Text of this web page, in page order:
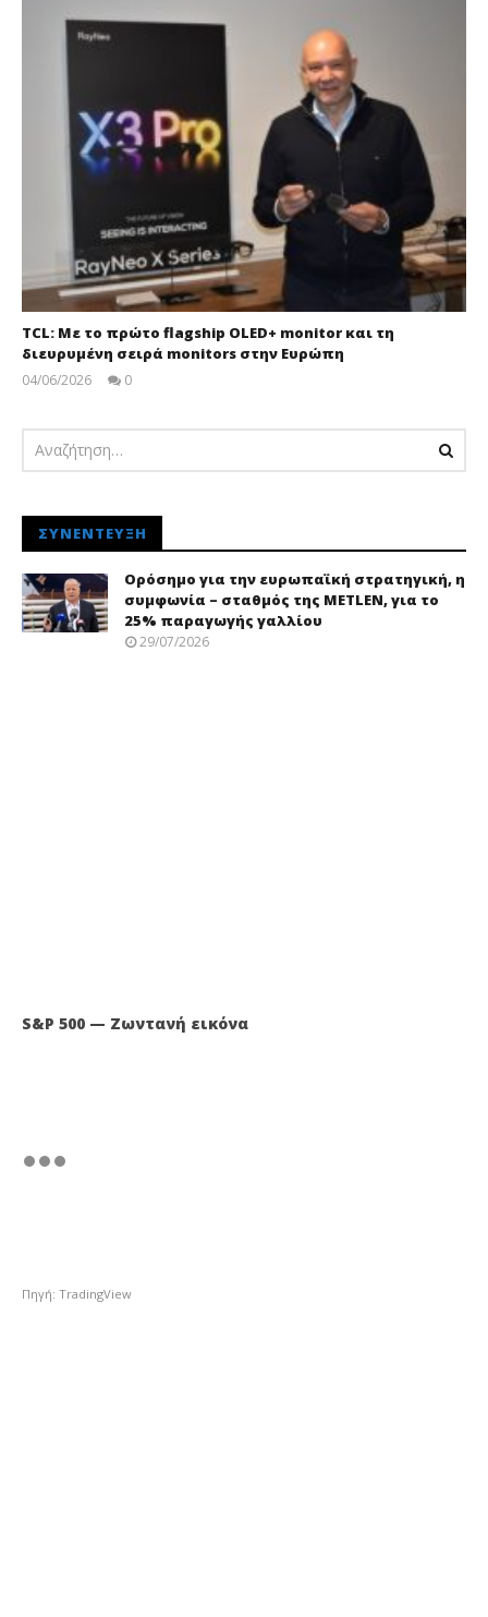
TCL: Με το πρώτο flagship OLED+ monitor και τη
διευρυμένη σειρά monitors στην Ευρώπη
04/06/2026
0
ΣΥΝΈΝΤΕΥΞΗ
Ορόσημο για την ευρωπαϊκή στρατηγική, η
συμφωνία – σταθμός της METLEN, για το
25% παραγωγής γαλλίου
29/07/2026
S&P 500 — Ζωντανή εικόνα
Πηγή: TradingView